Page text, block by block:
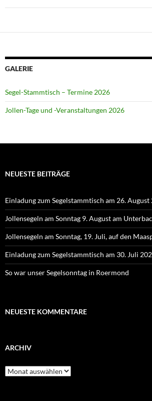
GALERIE
Segel-Stammtisch – Termine 2026
Jollen-Tage und -Veranstaltungen 2026
NEUESTE BEITRÄGE
Einladung zum Segelstammtisch am 26.
Jollensegeln am Sonntag 9. August am
Jollensegeln am Sonntag, 19. Juli, auf den
Einladung zum Segelstammtisch am 30. Juli
So war unser Segelsonntag in Roermond
NEUESTE KOMMENTARE
ARCHIV
Archiv